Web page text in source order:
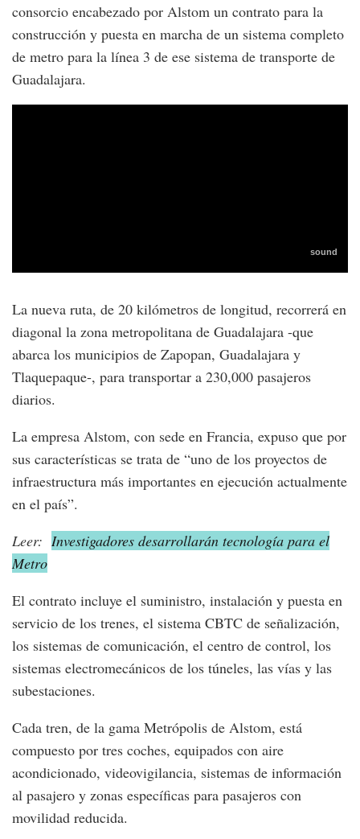
consorcio encabezado por Alstom un contrato para la
construcción y puesta en marcha de un sistema completo
de metro para la línea 3 de ese sistema de transporte de
Guadalajara.
La nueva ruta, de 20 kilómetros de longitud, recorrerá en
diagonal la zona metropolitana de Guadalajara -que
abarca los municipios de Zapopan, Guadalajara y
Tlaquepaque-, para transportar a 230,000 pasajeros
diarios.
La empresa Alstom, con sede en Francia, expuso que por
sus características se trata de “uno de los proyectos de
infraestructura más importantes en ejecución actualmente
en el país”.
Leer: Investigadores desarrollarán tecnología para el
Metro
El contrato incluye el suministro, instalación y puesta en
servicio de los trenes, el sistema CBTC de señalización,
los sistemas de comunicación, el centro de control, los
sistemas electromecánicos de los túneles, las vías y las
subestaciones.
Cada tren, de la gama Metrópolis de Alstom, está
compuesto por tres coches, equipados con aire
acondicionado, videovigilancia, sistemas de información
al pasajero y zonas específicas para pasajeros con
movilidad reducida.